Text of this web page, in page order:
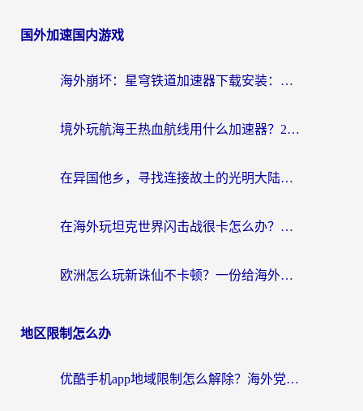
国外加速国内游戏
海外崩坏：星穹铁道加速器下载安装：一份给游子的终极网络指南
境外玩航海王热血航线用什么加速器？2026海外玩家实测最优方案（附欧洲问道堡垒前线加速技巧）
在异国他乡，寻找连接故土的光明大陆免费加速器
在海外玩坦克世界闪击战很卡怎么办？老玩家亲测有效的加速器选择指南
欧洲怎么玩新诛仙不卡顿？一份给海外游子的国服游戏畅玩指南
地区限制怎么办
优酷手机app地域限制怎么解除？海外党亲测有效的追剧方案